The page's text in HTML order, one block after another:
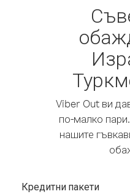
Viber Out ви
по-малко
нашите
Кредитни пакети